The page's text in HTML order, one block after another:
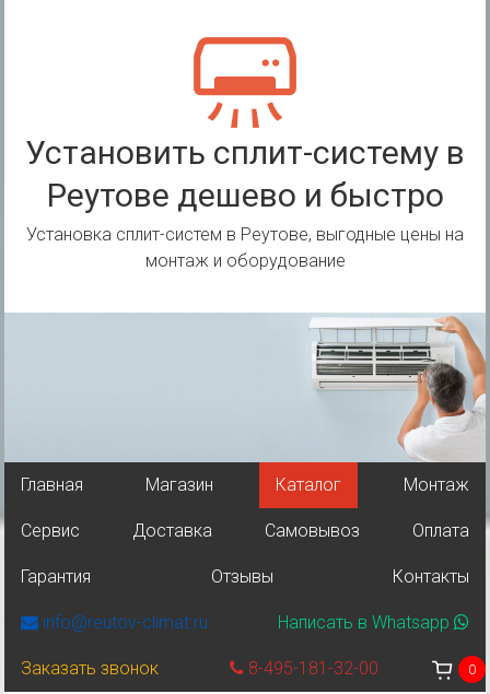
Установить сплит-систему в
Реутове дешево и быстро
Установка сплит-систем в Реутове, выгодные цены на
монтаж и оборудование
Главная Магазин Каталог Монтаж
Сервис Доставка Самовывоз Оплата
Гарантия Отзывы Контакты
info@reutov-climat.ru Написать в Whatsapp
Заказать звонок 8-495-181-32-00 0